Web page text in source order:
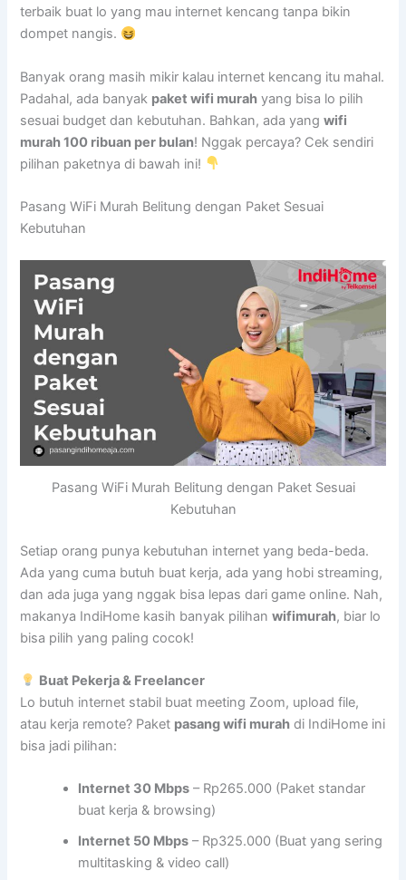
terbaik buat lo yang mau internet kencang tanpa bikin
dompet nangis.
Banyak orang masih mikir kalau internet kencang itu mahal.
Padahal, ada banyak paket wifi murah yang bisa lo pilih
sesuai budget dan kebutuhan. Bahkan, ada yangwifi
murah 100 ribuan per bulan! Nggak percaya? Cek sendiri
pilihan paketnya di bawah ini!
Pasang WiFi Murah Belitung dengan Paket Sesuai
Kebutuhan
Pasang WiFi Murah Belitung dengan Paket Sesuai
Kebutuhan
Setiap orang punya kebutuhan internet yang beda-beda.
Ada yang cuma butuh buat kerja, ada yang hobi streaming,
dan ada juga yang nggak bisa lepas dari game online. Nah,
makanya IndiHome kasih banyak pilihanwifimurah, biar lo
bisa pilih yang paling cocok!
Buat Pekerja & Freelancer
Lo butuh internet stabil buat meeting Zoom, upload file,
atau kerja remote? Paket pasang wifi murah di IndiHome ini
bisa jadi pilihan:
Internet 30 Mbps – Rp265.000 (Paket standar
buat kerja & browsing)
Internet 50 Mbps – Rp325.000 (Buat yang sering
multitasking & video call)